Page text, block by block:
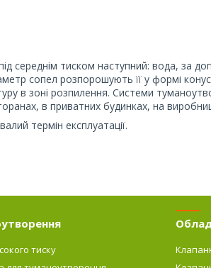
середнім тиском наступний: вода, за
сопел розпорошують її у формі
в зоні розпилення. Системи
в приватних будинках, на
термін експлуатації.
тиску